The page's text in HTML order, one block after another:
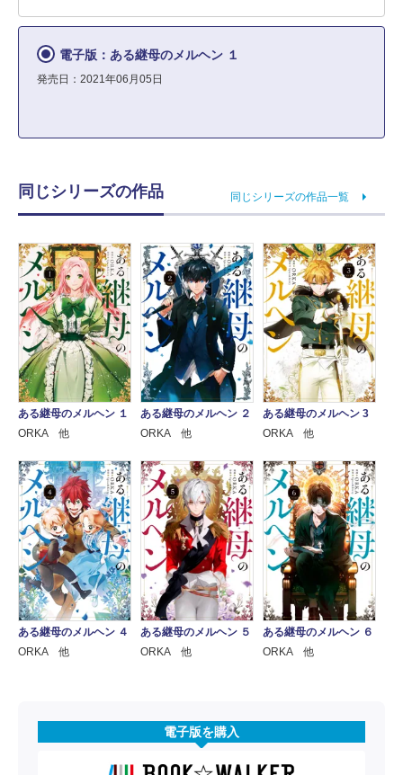
電子版：ある継母のメルヘン １
発売日：2021年06月05日
同じシリーズの作品 同じシリーズの作品一覧
ある継母のメルヘン １
ORKA 他
ある継母のメルヘン ２
ORKA 他
ある継母のメルヘン 3
ORKA 他
ある継母のメルヘン ４
ORKA 他
ある継母のメルヘン ５
ORKA 他
ある継母のメルヘン ６
ORKA 他
電子版を購入